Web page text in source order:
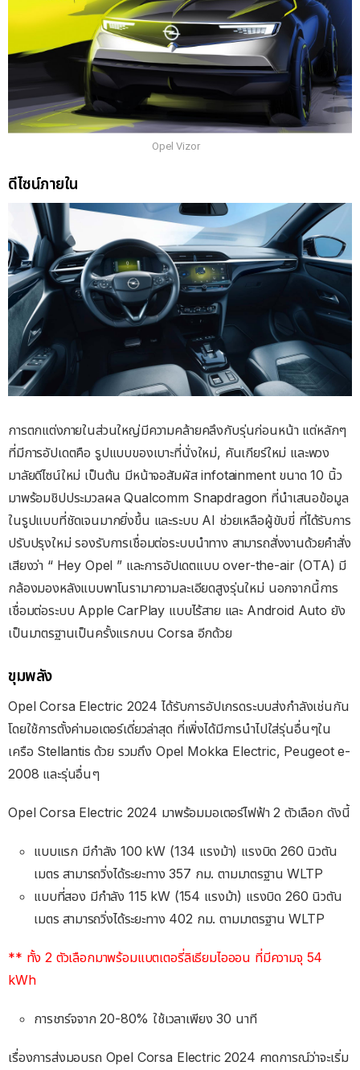
Opel Vizor
ดีไซน์ภายใน
การตกแต่งภายในส่วนใหญ่มีความคล้ายคลึงกับรุ่นก่อนหน้า แต่หลักๆ
ที่มีการอัปเดตคือ รูปแบบของเบาะที่นั่งใหม่, คันเกียร์ใหม่ และพวง
มาลัยดีไซน์ใหม่ เป็นต้น มีหน้าจอสัมผัส infotainment ขนาด 10 นิ้ว
มาพร้อมชิปประมวลผล Qualcomm Snapdragon ที่นำเสนอข้อมูล
ในรูปแบบที่ชัดเจนมากยิ่งขึ้น และระบบ AI ช่วยเหลือผู้ขับขี่ ที่ได้รับการ
ปรับปรุงใหม่ รองรับการเชื่อมต่อระบบนำทาง สามารถสั่งงานด้วยคำสั่ง
เสียงว่า “ Hey Opel ” และการอัปเดตแบบ over-the-air (OTA) มี
กล้องมองหลังแบบพาโนรามาความละเอียดสูงรุ่นใหม่ นอกจากนี้การ
เชื่อมต่อระบบ Apple CarPlay แบบไร้สาย และ Android Auto ยัง
เป็นมาตรฐานเป็นครั้งแรกบน Corsa อีกด้วย
ขุมพลัง
Opel Corsa Electric 2024 ได้รับการอัปเกรดระบบส่งกำลังเช่นกัน
โดยใช้การตั้งค่ามอเตอร์เดี่ยวล่าสุด ที่เพิ่งได้มีการนำไปใส่รุ่นอื่นๆใน
เครือ Stellantis ด้วย รวมถึง Opel Mokka Electric, Peugeot e-
2008 และรุ่นอื่นๆ
Opel Corsa Electric 2024 มาพร้อมมอเตอร์ไฟฟ้า 2 ตัวเลือก ดังนี้
แบบแรก มีกำลัง 100 kW (134 แรงม้า) แรงบิด 260 นิวตัน
เมตร สามารถวิ่งได้ระยะทาง 357 กม. ตามมาตรฐาน WLTP
แบบที่สอง มีกำลัง 115 kW (154 แรงม้า) แรงบิด 260 นิวตัน
เมตร สามารถวิ่งได้ระยะทาง 402 กม. ตามมาตรฐาน WLTP
** ทั้ง 2 ตัวเลือกมาพร้อมแบตเตอรี่ลิเธียมไอออน ที่มีความจุ 54
kWh
การชาร์จจาก 20-80% ใช้เวลาเพียง 30 นาที
เรื่องการส่งมอบรถ Opel Corsa Electric 2024 คาดการณ์ว่าจะเริ่ม